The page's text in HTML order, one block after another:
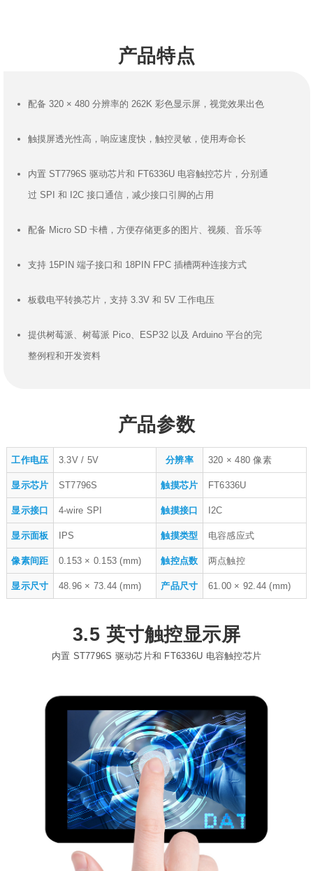
产品特点
配备 320 × 480 分辨率的 262K 彩色显示屏，视觉效果出色
触摸屏透光性高，响应速度快，触控灵敏，使用寿命长
内置 ST7796S 驱动芯片和 FT6336U 电容触控芯片，分别通
过 SPI 和 I2C 接口通信，减少接口引脚的占用
配备 Micro SD 卡槽，方便存储更多的图片、视频、音乐等
支持 15PIN 端子接口和 18PIN FPC 插槽两种连接方式
板载电平转换芯片，支持 3.3V 和 5V 工作电压
提供树莓派、树莓派 Pico、ESP32 以及 Arduino 平台的完
整例程和开发资料
产品参数
工作电压 3.3V / 5V 分辨率 320 × 480 像素
显示芯片 ST7796S 触摸芯片 FT6336U
显示接口 4-wire SPI 触摸接口 I2C
显示面板 IPS 触摸类型 电容感应式
像素间距 0.153 × 0.153 (mm) 触控点数 两点触控
显示尺寸 48.96 × 73.44 (mm) 产品尺寸 61.00 × 92.44 (mm)
3.5 英寸触控显示屏
内置 ST7796S 驱动芯片和 FT6336U 电容触控芯片